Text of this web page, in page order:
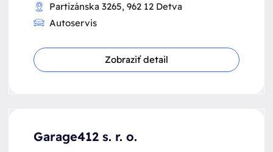
Partizánska 3265, 962 12 Detva
Autoservis
Zobraziť detail
Garage412 s. r. o.